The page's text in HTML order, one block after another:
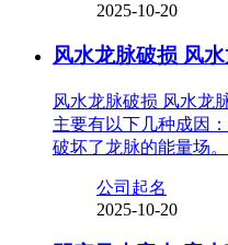
2025-10-20
风水龙脉破损 风
风水龙脉破损 风水龙
主要有以下几种成因
破坏了龙脉的能量场
公司起名
2025-10-20